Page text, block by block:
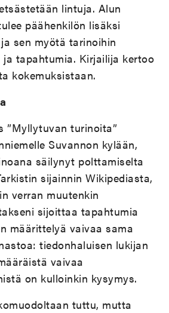
lintuja. Alun
päähenkilön lisäksi
sen myötä tarinoihin
ja tapahtumia. Kirjailija kertoo
kokemuksistaan.
”Myllytuvan turinoita”
Suvannon kylään,
säilynyt polttamiselta
sijainnin Wikipediasta,
verran muutenkin
sijoittaa tapahtumia
määrittelyä vaivaa sama
tiedonhaluisen lukijan
vaivaa
on kulloinkin kysymys.
tuttu, mutta